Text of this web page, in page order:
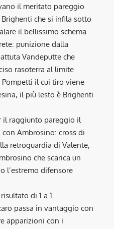
il meritato pareggio
che si infila sotto
il bellissimo schema
punizione dalla
Vandeputte che
rasoterra al limite
Pompetti il cui tiro viene
il più lesto è Brighenti
il raggiunto pareggio il
con Ambrosino: cross di
retroguardia di Valente,
che scarica un
l’estremo difensore
di 1 a 1.
passa in vantaggio con
apparizioni con i